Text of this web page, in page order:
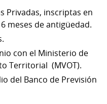
Privadas, inscriptas en
meses de antigüedad.
con el Ministerio de
Territorial (MVOT).
del Banco de Previsión